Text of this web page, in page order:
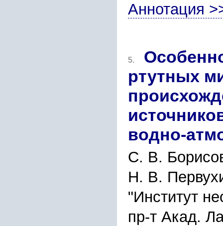
Аннотация
5.
ртутных
водно-
С. В.
Н. В.
"Институт
пр-т Акад.